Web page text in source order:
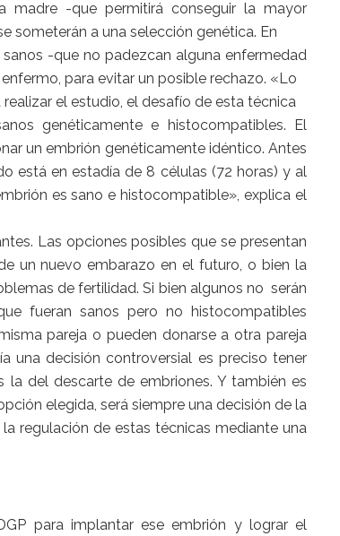
madre -que permitirá conseguir la mayor
someterán a una selección genética. En
-que no padezcan alguna enfermedad
para evitar un posible rechazo. «Lo
el estudio, el desafío de esta técnica
genéticamente e histocompatibles. El
un embrión genéticamente idéntico. Antes
está en estadía de 8 células (72 horas) y al
es sano e histocompatible», explica el
Las opciones posibles que se presentan
un nuevo embarazo en el futuro, o bien la
de fertilidad. Si bien algunos no serán
fueran sanos pero no histocompatibles
pareja o pueden donarse a otra pareja
una decisión controversial es preciso tener
del descarte de embriones. Y también es
elegida, será siempre una decisión de la
regulación de estas técnicas mediante una
para implantar ese embrión y lograr el